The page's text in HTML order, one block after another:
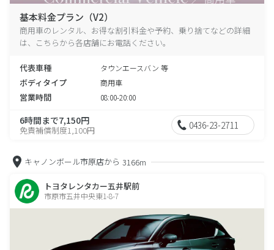
基本料金プラン（V2）
商用車のレンタル、お得な割引料金や予約、乗り捨てなどの詳細
は、こちらから各店舗にお電話ください。
代表車種 タウンエースバン 等
ボディタイプ 商用車
営業時間 08:00-20:00
6時間まで7,150円
免責補償制度1,100円 0436-23-2711
キャノンボール市原店から 3166m
トヨタレンタカー五井駅前
市原市五井中央東1-8-7